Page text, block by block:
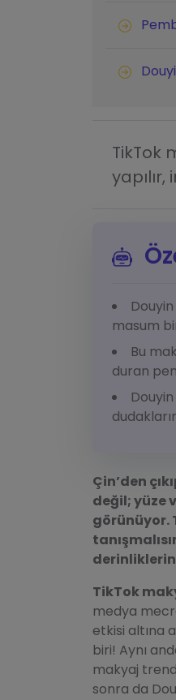
TikTok
masum
Bu
duran
Çin’den
değil; yüze
görünüyor.
TikTok
medya
etkisi altına
biri! Aynı
makyaj
sonra da